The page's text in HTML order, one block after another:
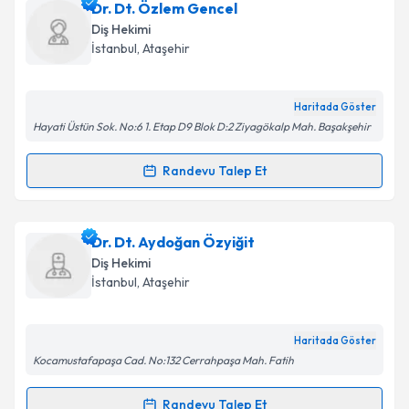
Takvim Talebini Gönder
Dr. Dt. Hatice Sema Ebcioğlu
talebi oluşturun. Size bu uzmandan randevu almanız
için bir takvim hazırlandığında e-posta ile
Kişisel verilerimin işlenmesine ilişkinAydınlatma
kapsamda işlenmesini kabul ediyorum.
Takvim Talebini Gönder
Dr. Dt. Özlem Gencel
Diş Hekimi
İstanbul, Ataşehir
Haritada Göster
Hayati Üstün Sok. No:6 1. Etap D9 Blok D:2 Ziyagökalp Mah. Başakşehir
Randevu Talep Et
Randevu Takvimi Talebi
Dr. Dt. Özlem Genceliçin randevu takvimi talebi
oluşturun. Size bu uzmandan randevu almanız için bir
takvim hazırlandığında e-posta ile bilgilendireceğiz.
Kişisel verilerimin işlenmesine ilişkin
Dr. Dt. Aydoğan Özyiğit
Diş Hekimi
İstanbul, Ataşehir
Haritada Göster
Kocamustafapaşa Cad. No:132 Cerrahpaşa Mah. Fatih
Randevu Talep Et